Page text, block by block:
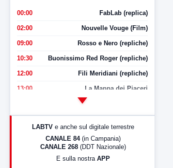
00:00 FabLab (replica)
02:00 Nouvelle Vouge (Film)
09:00 Rosso e Nero (repliche)
10:30 Buonissimo Red Roger (repliche)
12:00 Fili Meridiani (repliche)
13:00 La Mappa dei Piaceri
LabNews (Diretta)
LABTV e anche sul digitale terrestre
CANALE 84 (in Campania)
CANALE 268 (DDT Nazionale)
E sulla nostra APP